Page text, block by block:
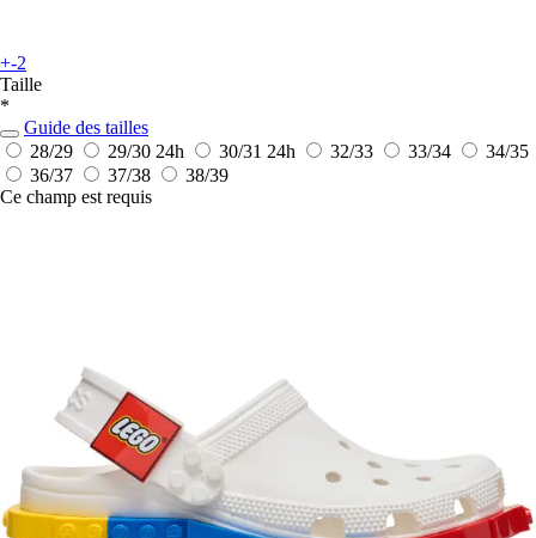
+-2
Taille
*
Guide des tailles
28/29
29/30 24h 30/31 24h 32/33 33/34
34/35
36/37
37/38
38/39
Ce champ est requis